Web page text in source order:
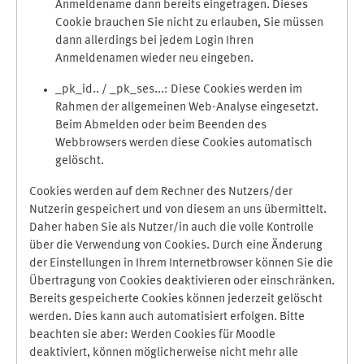
Anmeldename dann bereits eingetragen. Dieses
Cookie brauchen Sie nicht zu erlauben, Sie müssen
dann allerdings bei jedem Login Ihren
Anmeldenamen wieder neu eingeben.
_pk_id.. / _pk_ses...: Diese Cookies werden im
Rahmen der allgemeinen Web-Analyse eingesetzt.
Beim Abmelden oder beim Beenden des
Webbrowsers werden diese Cookies automatisch
gelöscht.
Cookies werden auf dem Rechner des Nutzers/der
Nutzerin gespeichert und von diesem an uns übermittelt.
Daher haben Sie als Nutzer/in auch die volle Kontrolle
über die Verwendung von Cookies. Durch eine Änderung
der Einstellungen in Ihrem Internetbrowser können Sie die
Übertragung von Cookies deaktivieren oder einschränken.
Bereits gespeicherte Cookies können jederzeit gelöscht
werden. Dies kann auch automatisiert erfolgen. Bitte
beachten sie aber: Werden Cookies für Moodle
deaktiviert, können möglicherweise nicht mehr alle